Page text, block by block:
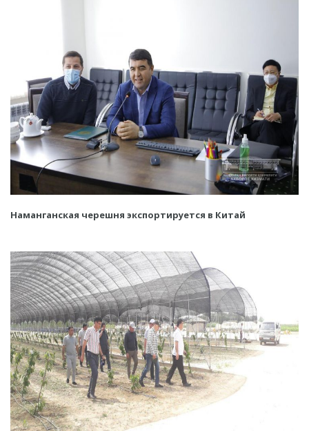
Наманганская черешня экспортируется в Китай